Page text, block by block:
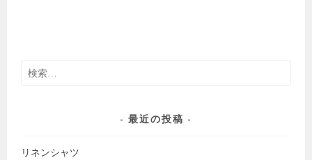
検
最近の投稿
リネンシャツ